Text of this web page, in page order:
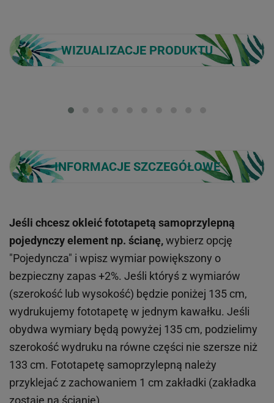
WIZUALIZACJE PRODUKTU
INFORMACJE SZCZEGÓŁOWE
Jeśli chcesz okleić fototapetą samoprzylepną
pojedynczy element np. ścianę,wybierz opcję
"Pojedyncza" i wpisz wymiar powiększony o
bezpieczny zapas +2%. Jeśli któryś z wymiarów
(szerokość lub wysokość) będzie poniżej 135 cm,
wydrukujemy fototapetę w jednym kawałku. Jeśli
obydwa wymiary będą powyżej 135 cm, podzielimy
szerokość wydruku na równe części nie szersze niż
133 cm. Fototapetę samoprzylepną należy
przyklejać z zachowaniem 1 cm zakładki (zakładka
zostaje na ścianie).